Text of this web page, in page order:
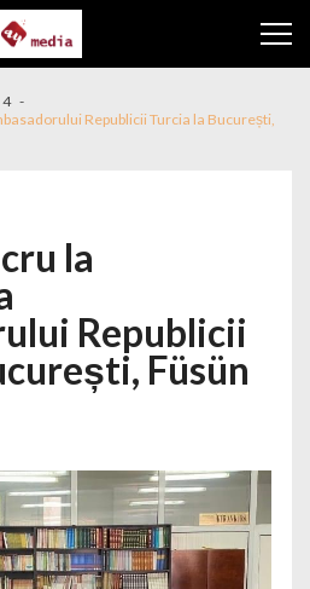
4
Republicii Turcia la București,
la
Republicii
Füsün